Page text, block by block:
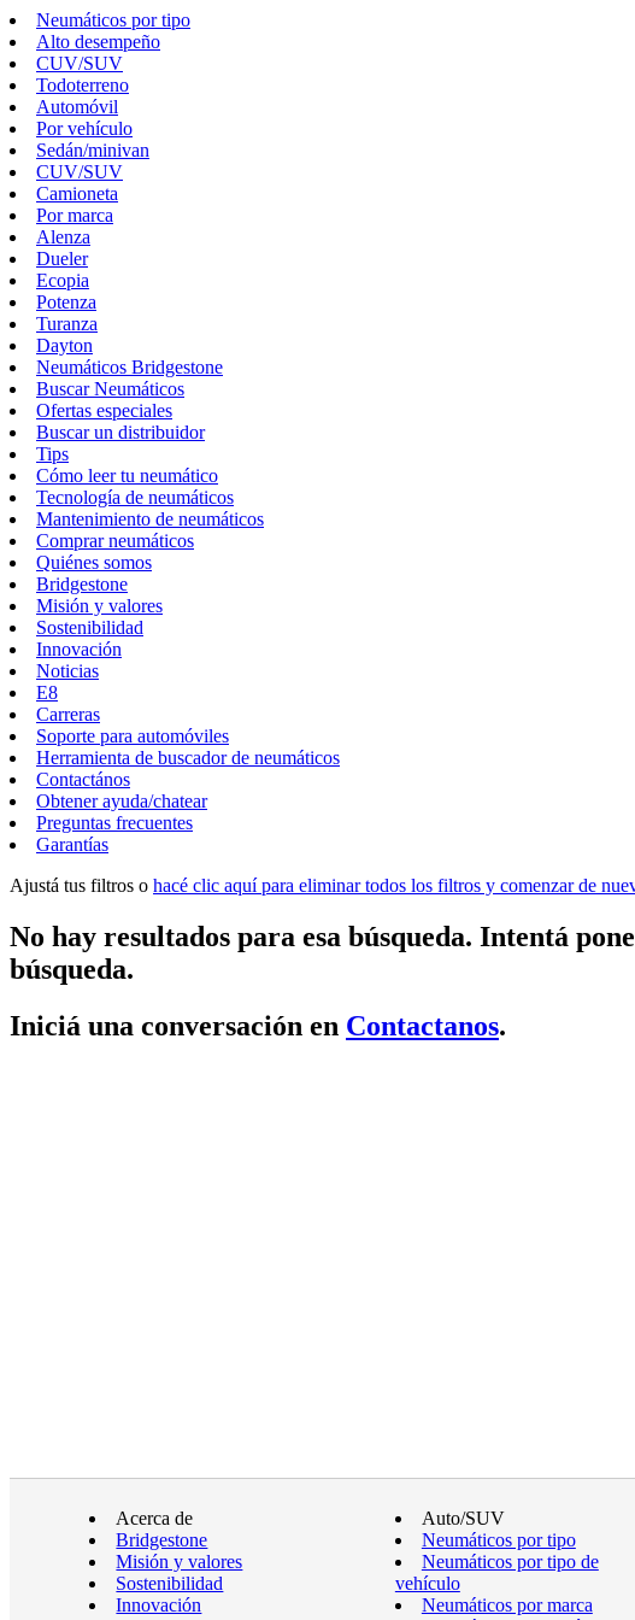
Neumáticos por tipo
Alto desempeño
CUV/SUV
Todoterreno
Automóvil
Por vehículo
Sedán/minivan
CUV/SUV
Camioneta
Por marca
Alenza
Dueler
Ecopia
Potenza
Turanza
Dayton
Neumáticos Bridgestone
Buscar Neumáticos
Ofertas especiales
Buscar un distribuidor
Tips
Cómo leer tu neumático
Tecnología de neumáticos
Mantenimiento de neumáticos
Comprar neumáticos
Quiénes somos
Bridgestone
Misión y valores
Sostenibilidad
Innovación
Noticias
E8
Carreras
Soporte para automóviles
Herramienta de buscador de neumáticos
Contactános
Obtener ayuda/chatear
Preguntas frecuentes
Garantías
Ajustá tus filtros o hacé clic aquí para eliminar todos los filtros y comenzar de
No hay resultados para esa búsqueda. Intentá
búsqueda.
Iniciá una conversación en Contactanos.
Acerca de
Bridgestone
Misión y valores
Sostenibilidad
Innovación
Auto/SUV
Neumáticos por tipo
Neumáticos por tipo de
vehículo
Neumáticos por marca